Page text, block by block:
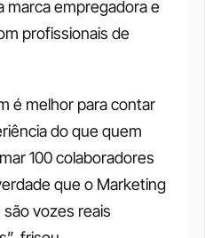
marca empregadora e
profissionais de
é melhor para contar
do que quem
100 colaboradores
que o Marketing
vozes reais